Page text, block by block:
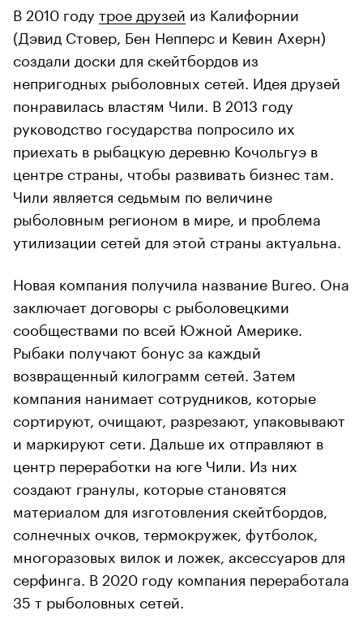
В 2010 году трое друзей из Калифорнии
(Дэвид Стовер, Бен Непперс и Кевин Ахерн)
создали доски для скейтбордов из
непригодных рыболовных сетей. Идея друзей
понравилась властям Чили. В 2013 году
руководство государства попросило их
приехать в рыбацкую деревню Кочольгуэ в
центре страны, чтобы развивать бизнес там.
Чили является седьмым по величине
рыболовным регионом в мире, и проблема
утилизации сетей для этой страны актуальна.
Новая компания получила название Bureo. Она
заключает договоры с рыболовецкими
сообществами по всей Южной Америке.
Рыбаки получают бонус за каждый
возвращенный килограмм сетей. Затем
компания нанимает сотрудников, которые
сортируют, очищают, разрезают, упаковывают
и маркируют сети. Дальше их отправляют в
центр переработки на юге Чили. Из них
создают гранулы, которые становятся
материалом для изготовления скейтбордов,
солнечных очков, термокружек, футболок,
многоразовых вилок и ложек, аксессуаров для
серфинга. В 2020 году компания переработала
35 т рыболовных сетей.